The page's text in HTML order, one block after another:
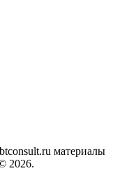
материалы
2026.